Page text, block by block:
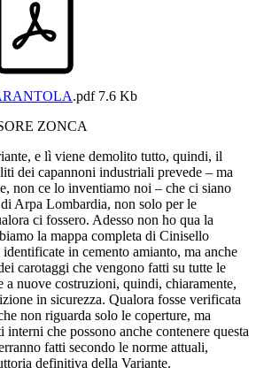
.pdf7.6 Kb
ZONCA
e lì viene demolito tutto, quindi, il
dei capannoni industriali prevede – ma
non ce lo inventiamo noi – che ci siano
Arpa Lombardia, non solo per le
ci fossero. Adesso non ho qua la
la mappa completa di Cinisello
in cemento amianto, ma anche
carotaggi che vengono fatti su tutte le
a nuove costruzioni, quindi, chiaramente,
in sicurezza. Qualora fosse verificata
non riguarda solo le coperture, ma
interni che possono anche contenere questa
fatti secondo le norme attuali,
definitiva della Variante.